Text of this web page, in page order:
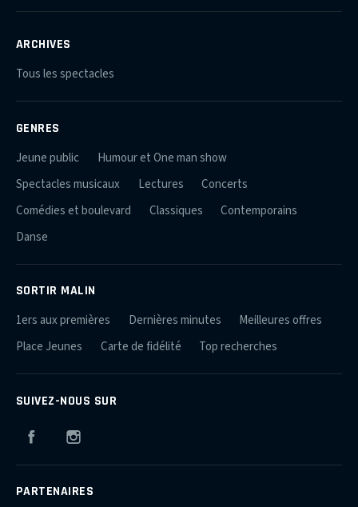
ARCHIVES
Tous les spectacles
GENRES
Jeune public
Humour et One man show
Spectacles musicaux
Lectures
Concerts
Comédies et boulevard
Classiques
Contemporains
Danse
SORTIR MALIN
1ers aux premières Dernières minutes
Meilleures offres
Place Jeunes
Carte de fidélité Top recherches
SUIVEZ-NOUS SUR
Facebook
PARTENAIRES